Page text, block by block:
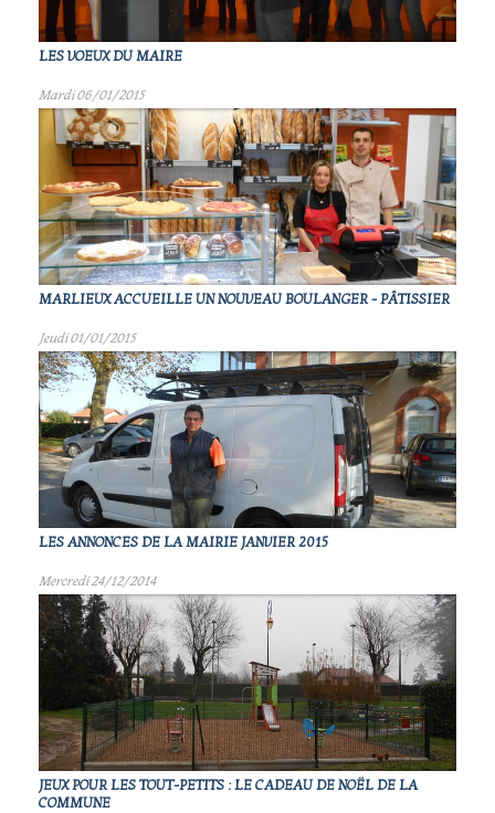
LES VOEUX DU MAIRE
Mardi 06/01/2015
MARLIEUX ACCUEILLE UN NOUVEAU BOULANGER - PÂTISSIER
Jeudi 01/01/2015
LES ANNONCES DE LA MAIRIE JANVIER 2015
Mercredi 24/12/2014
JEUX POUR LES TOUT-PETITS : LE CADEAU DE NOËL DE LA
COMMUNE